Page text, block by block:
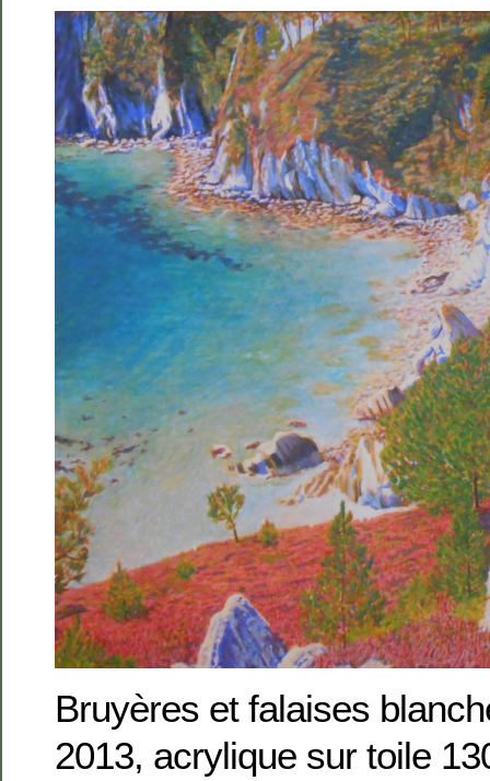
Bruyères et falaises
2013, acrylique sur toile